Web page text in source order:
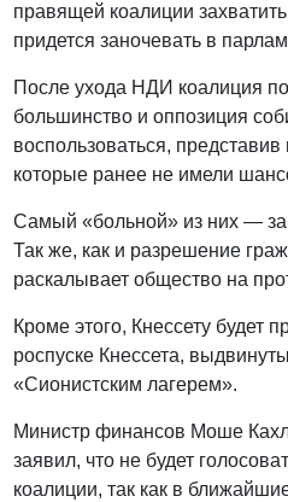
правящей коалиции
придется заночевать в
После ухода НДИ коалиция
большинство и оппозиция
воспользоваться, представив
которые ранее не имели
Самый «больной» из них —
Так же, как и разрешение
раскалывает общество на
Кроме этого, Кнессету будет
роспуске Кнессета,
«Сионистским лагерем».
Министр финансов Моше
заявил, что не будет
коалиции, так как в